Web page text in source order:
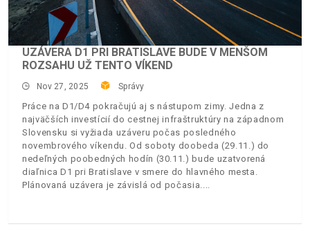
UZÁVERA D1 PRI BRATISLAVE BUDE V MENŠOM
ROZSAHU UŽ TENTO VÍKEND
Nov 27, 2025 Správy
Práce na D1/D4 pokračujú aj s nástupom zimy. Jedna z
najväčších investícií do cestnej infraštruktúry na západnom
Slovensku si vyžiada uzáveru počas posledného
novembrového víkendu. Od soboty doobeda (29.11.) do
nedeľných poobedných hodín (30.11.) bude uzatvorená
diaľnica D1 pri Bratislave v smere do hlavného mesta.
Plánovaná uzávera je závislá od počasia.